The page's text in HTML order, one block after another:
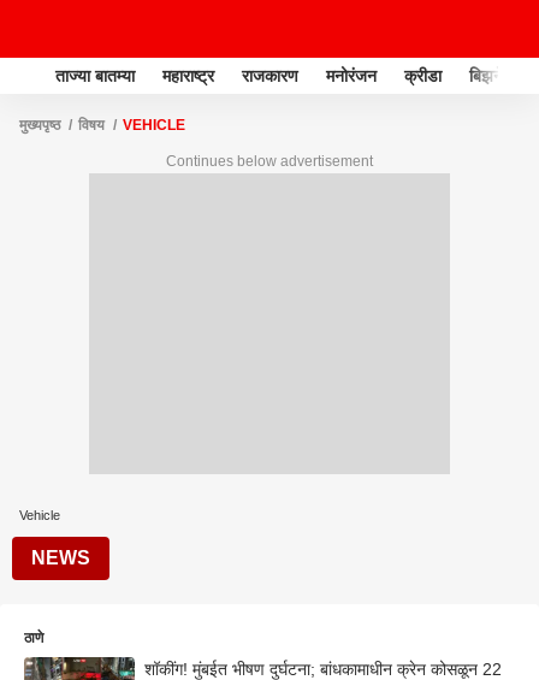
ताज्या बातम्या महाराष्ट्र राजकारण मनोरंजन क्रीडा बिझनेस
मुख्यपृष्ठ विषय VEHICLE
Continues below advertisement
Vehicle
NEWS
ठाणे
शॉकींग! मुंबईत भीषण दुर्घटना; बांधकामाधीन क्रेन कोसळून 22